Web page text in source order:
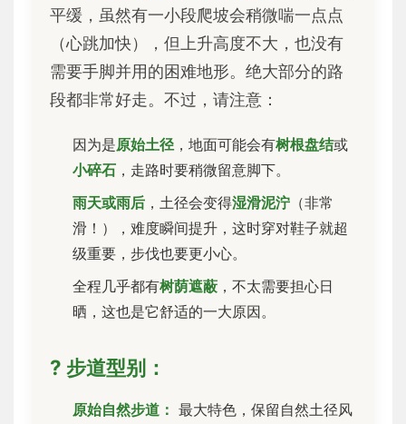
平缓，虽然有一小段爬坡会稍微喘一点点
（心跳加快），但上升高度不大，也没有
需要手脚并用的困难地形。绝大部分的路
段都非常好走。不过，请注意：
因为是原始土径 ，地面可能会有树根盘结或
小碎石 ，走路时要稍微留意脚下。
雨天或雨后 ，土径会变得湿滑泥泞 （非常
滑！），难度瞬间提升，这时穿对鞋子就超
级重要，步伐也要更小心。
全程几乎都有树荫遮蔽 ，不太需要担心日
晒，这也是它舒适的一大原因。
? 步道型别：
原始自然步道： 最大特色，保留自然土径风